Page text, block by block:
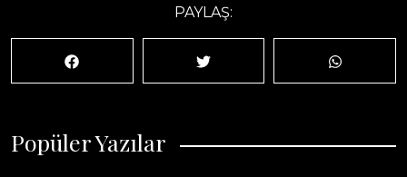
PAYLAŞ:
Popüler Yazılar